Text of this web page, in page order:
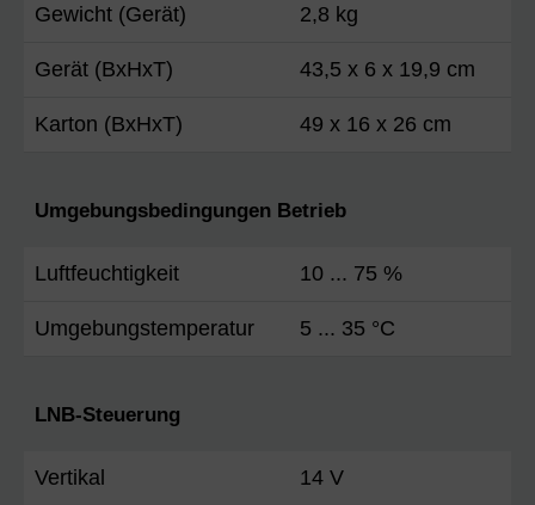
Gewicht (Gerät) 2,8 kg
Gerät (BxHxT) 43,5 x 6 x 19,9 cm
Karton (BxHxT) 49 x 16 x 26 cm
Umgebungsbedingungen Betrieb
Luftfeuchtigkeit 10 ... 75 %
Umgebungstemperatur 5 ... 35 °C
LNB-Steuerung
Vertikal 14 V